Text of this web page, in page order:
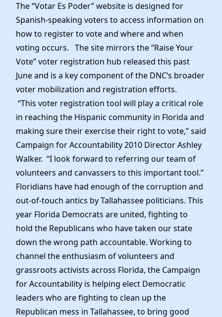
The “Votar Es Poder” website is designed for
Spanish-speaking voters to access information on
how to register to vote and where and when
voting occurs. The site mirrors the “Raise Your
Vote” voter registration hub released this past
June and is a key component of the DNC’s broader
voter mobilization and registration efforts.
“This voter registration tool will play a critical role
in reaching the Hispanic community in Florida and
making sure their exercise their right to vote,” said
Campaign for Accountability 2010 Director Ashley
Walker. “I look forward to referring our team of
volunteers and canvassers to this important tool.”
Floridians have had enough of the corruption and
out-of-touch antics by Tallahassee politicians. This
year Florida Democrats are united, fighting to
hold the Republicans who have taken our state
down the wrong path accountable. Working to
channel the enthusiasm of volunteers and
grassroots activists across Florida, the Campaign
for Accountability is helping elect Democratic
leaders who are fighting to clean up the
Republican mess in Tallahassee, to bring good